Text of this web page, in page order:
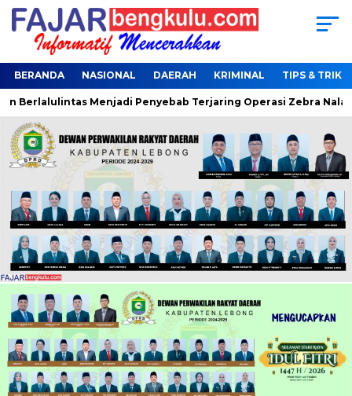
BERANDA NASIONAL DAERAH KRIMINAL TIPS & TRIK
Menjadi Penyebab Terjaring Operasi Zebra Nala